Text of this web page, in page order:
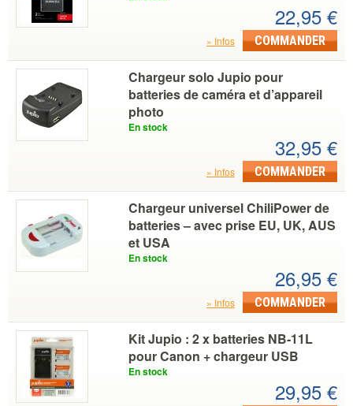
22,95 €
COMMANDER
Infos
Chargeur solo Jupio pour
batteries de caméra et d’appareil
photo
En stock
32,95 €
COMMANDER
Infos
Chargeur universel ChiliPower de
batteries – avec prise EU, UK, AUS
et USA
En stock
26,95 €
COMMANDER
Infos
Kit Jupio : 2 x batteries NB-11L
pour Canon + chargeur USB
En stock
29,95 €